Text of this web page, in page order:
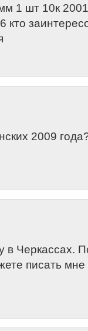
1 шт 10к
кто
2009
Черкассах.
писать мне